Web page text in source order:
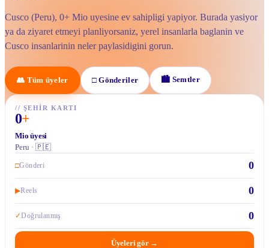
Cusco (Peru), 0+ Mio uyesine ev sahipligi yapiyor. Burada yasiyor
ya da ziyaret etmeyi planliyorsaniz, yerel insanlarla baglanin ve
Cusco insanlarinin neler paylasidigini gorun.
👥 Tüm üyeler □Gönderiler 🏙 Semtler
// ŞEHIR KARTI
0+
Mio üyesi
Peru · 🇵🇪
□Gönderi 0
▶Reels 0
✓Doğrulanmış 0
Üyeleri gör →